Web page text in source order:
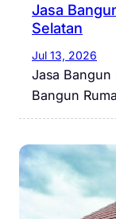
Jasa
Selatan
Jul 13, 2026
Jasa Bangun
Bangun